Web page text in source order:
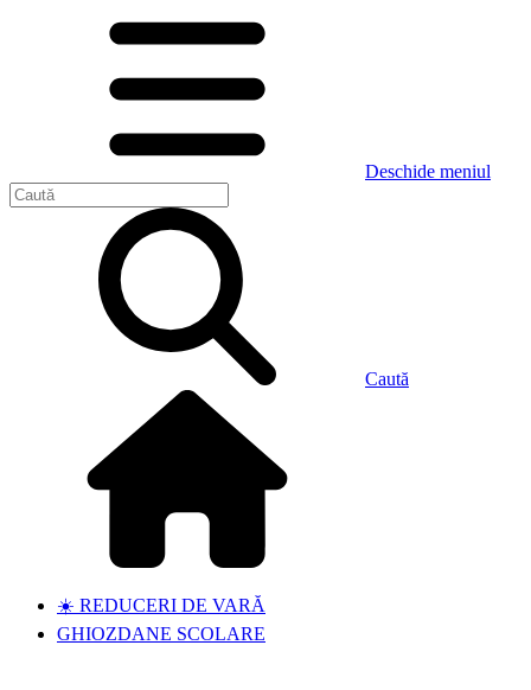
Deschide meniul
Caută
☀️ REDUCERI DE VARĂ
GHIOZDANE SCOLARE